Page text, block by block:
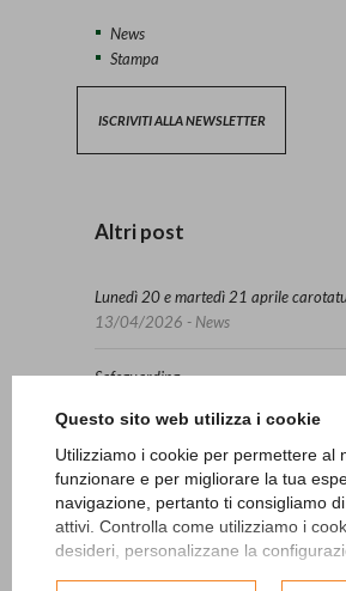
Questo sito web utilizza i cookie
Utilizziamo i cookie per permettere al
funzionare e per migliorare la tua
navigazione, pertanto ti consigliamo
attivi. Controlla come utilizziamo i
desideri, personalizzane la
News
Stampa
ISCRIVITI ALLA NEWSLETTER
Altri post
Lunedì 20 e martedì 21 aprile
13/04/2026 - News
Safeguarding
“Ryder SFIDA women vs men”
15/05/2024 - News